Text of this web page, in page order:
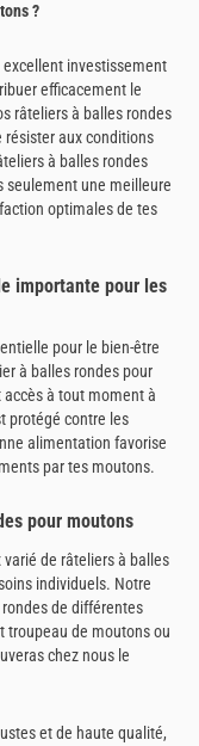
?
investissement
efficacement le
râteliers à balles rondes
résister aux conditions
à balles rondes
seulement une meilleure
optimales de tes
importante pour les
pour le bien-être
à balles rondes pour
à tout moment à
protégé contre les
alimentation favorise
par tes moutons.
pour moutons
de râteliers à balles
individuels. Notre
de différentes
troupeau de moutons ou
chez nous le
et de haute qualité,